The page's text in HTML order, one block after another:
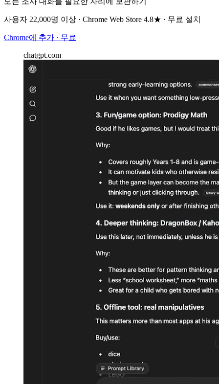
사용자 22,000명 이상 · Chrome Web Store 4.8★ · 무료 설치
Chrome에 추가 · 무료
chatgpt.com